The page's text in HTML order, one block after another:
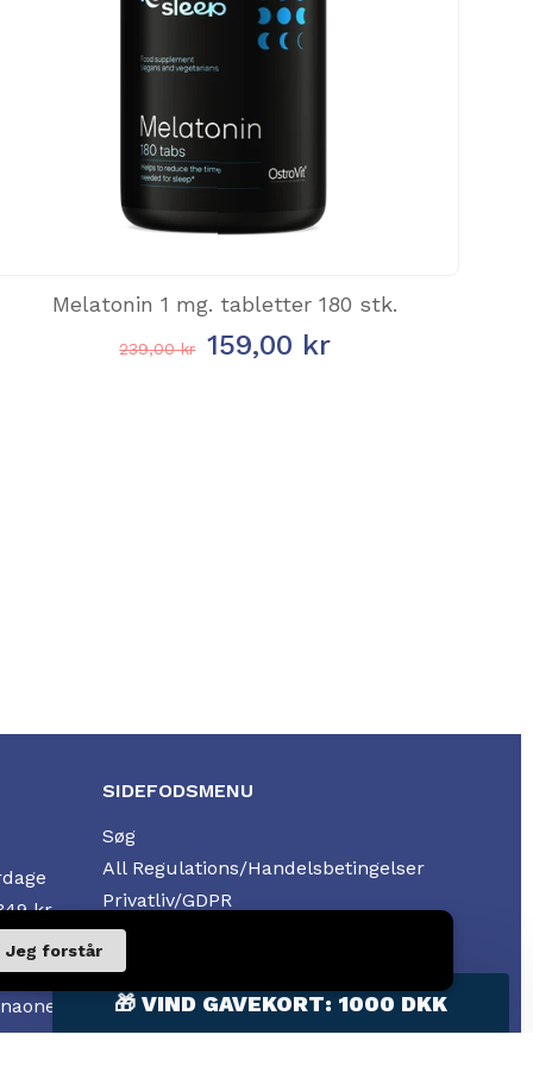
Melatonin 1 mg. tabletter 180 stk.
239,00 kr 159,00 kr
kr.
SIDEFODSMENU
Søg
All Regulations/Handelsbetingelser
Privatliv/GDPR
Planet – CO2-neutral levering
Jeg forstår
🎁 VIND GAVEKORT: 1000 DKK